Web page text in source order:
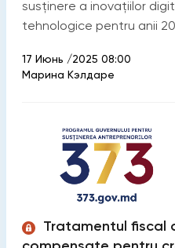
susținere a inovațiilor
tehnologice pentru anii
17 Июнь /2025 08:00
Марина Кэлдаре
Tratamentul fiscal